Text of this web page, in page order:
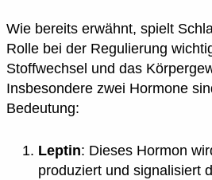
Wie bereits erwähnt, spielt
Rolle bei der Regulierung
Stoffwechsel und das
Insbesondere zwei Hormone
Bedeutung:
Leptin: Dieses Hormon
produziert und signalisiert